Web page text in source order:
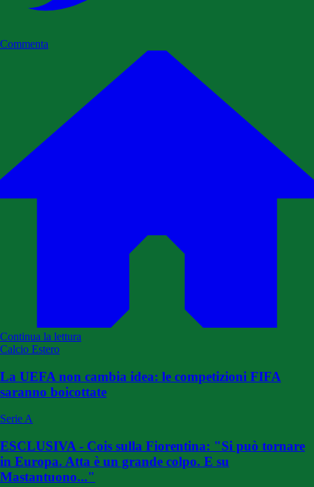
Commenta
Continua la lettura
Calcio Estero
La UEFA non cambia idea: le competizioni FIFA
saranno boicottate
Serie A
ESCLUSIVA - Cois sulla Fiorentina: "Si può tornare
in Europa. Atta è un grande colpo. E su
Mastantuono..."